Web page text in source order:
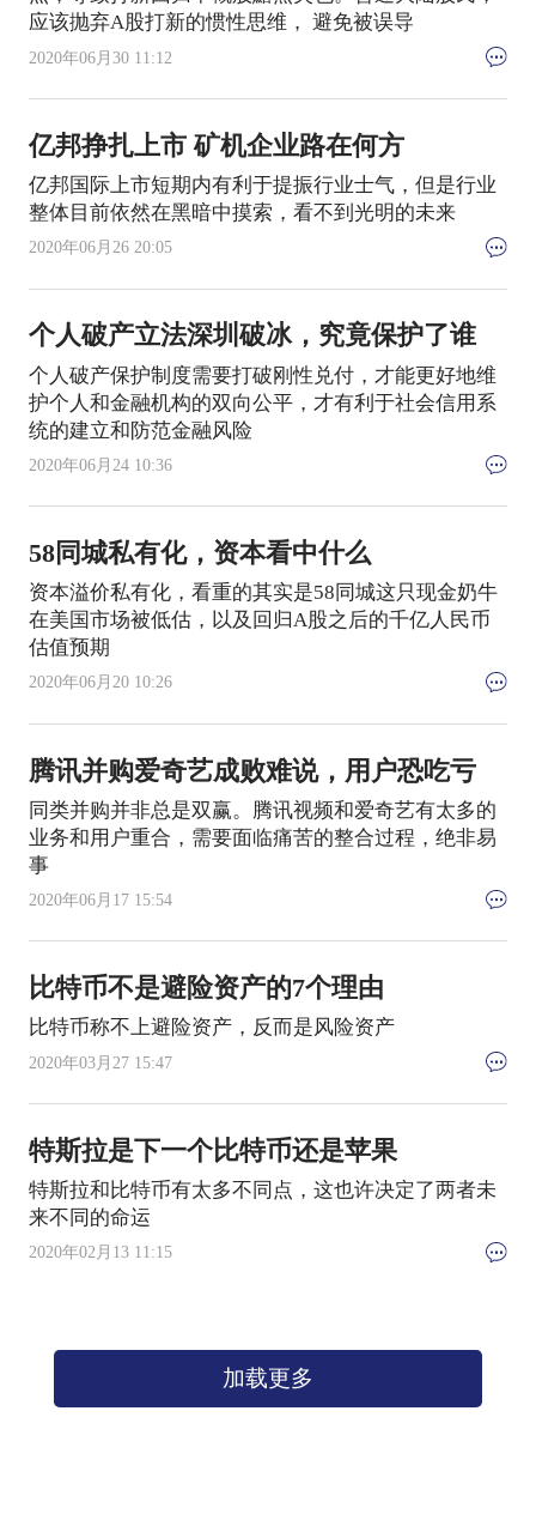
应该抛弃A股打新的惯性思维， 避免被误导
2020年06月30 11:12
亿邦挣扎上市 矿机企业路在何方
亿邦国际上市短期内有利于提振行业士气，但是行业
整体目前依然在黑暗中摸索，看不到光明的未来
2020年06月26 20:05
个人破产立法深圳破冰，究竟保护了谁
个人破产保护制度需要打破刚性兑付，才能更好地维
护个人和金融机构的双向公平，才有利于社会信用系
统的建立和防范金融风险
2020年06月24 10:36
58同城私有化，资本看中什么
资本溢价私有化，看重的其实是58同城这只现金奶牛
在美国市场被低估，以及回归A股之后的千亿人民币
估值预期
2020年06月20 10:26
腾讯并购爱奇艺成败难说，用户恐吃亏
同类并购并非总是双赢。腾讯视频和爱奇艺有太多的
业务和用户重合，需要面临痛苦的整合过程，绝非易
事
2020年06月17 15:54
比特币不是避险资产的7个理由
比特币称不上避险资产，反而是风险资产
2020年03月27 15:47
特斯拉是下一个比特币还是苹果
特斯拉和比特币有太多不同点，这也许决定了两者未
来不同的命运
2020年02月13 11:15
加载更多